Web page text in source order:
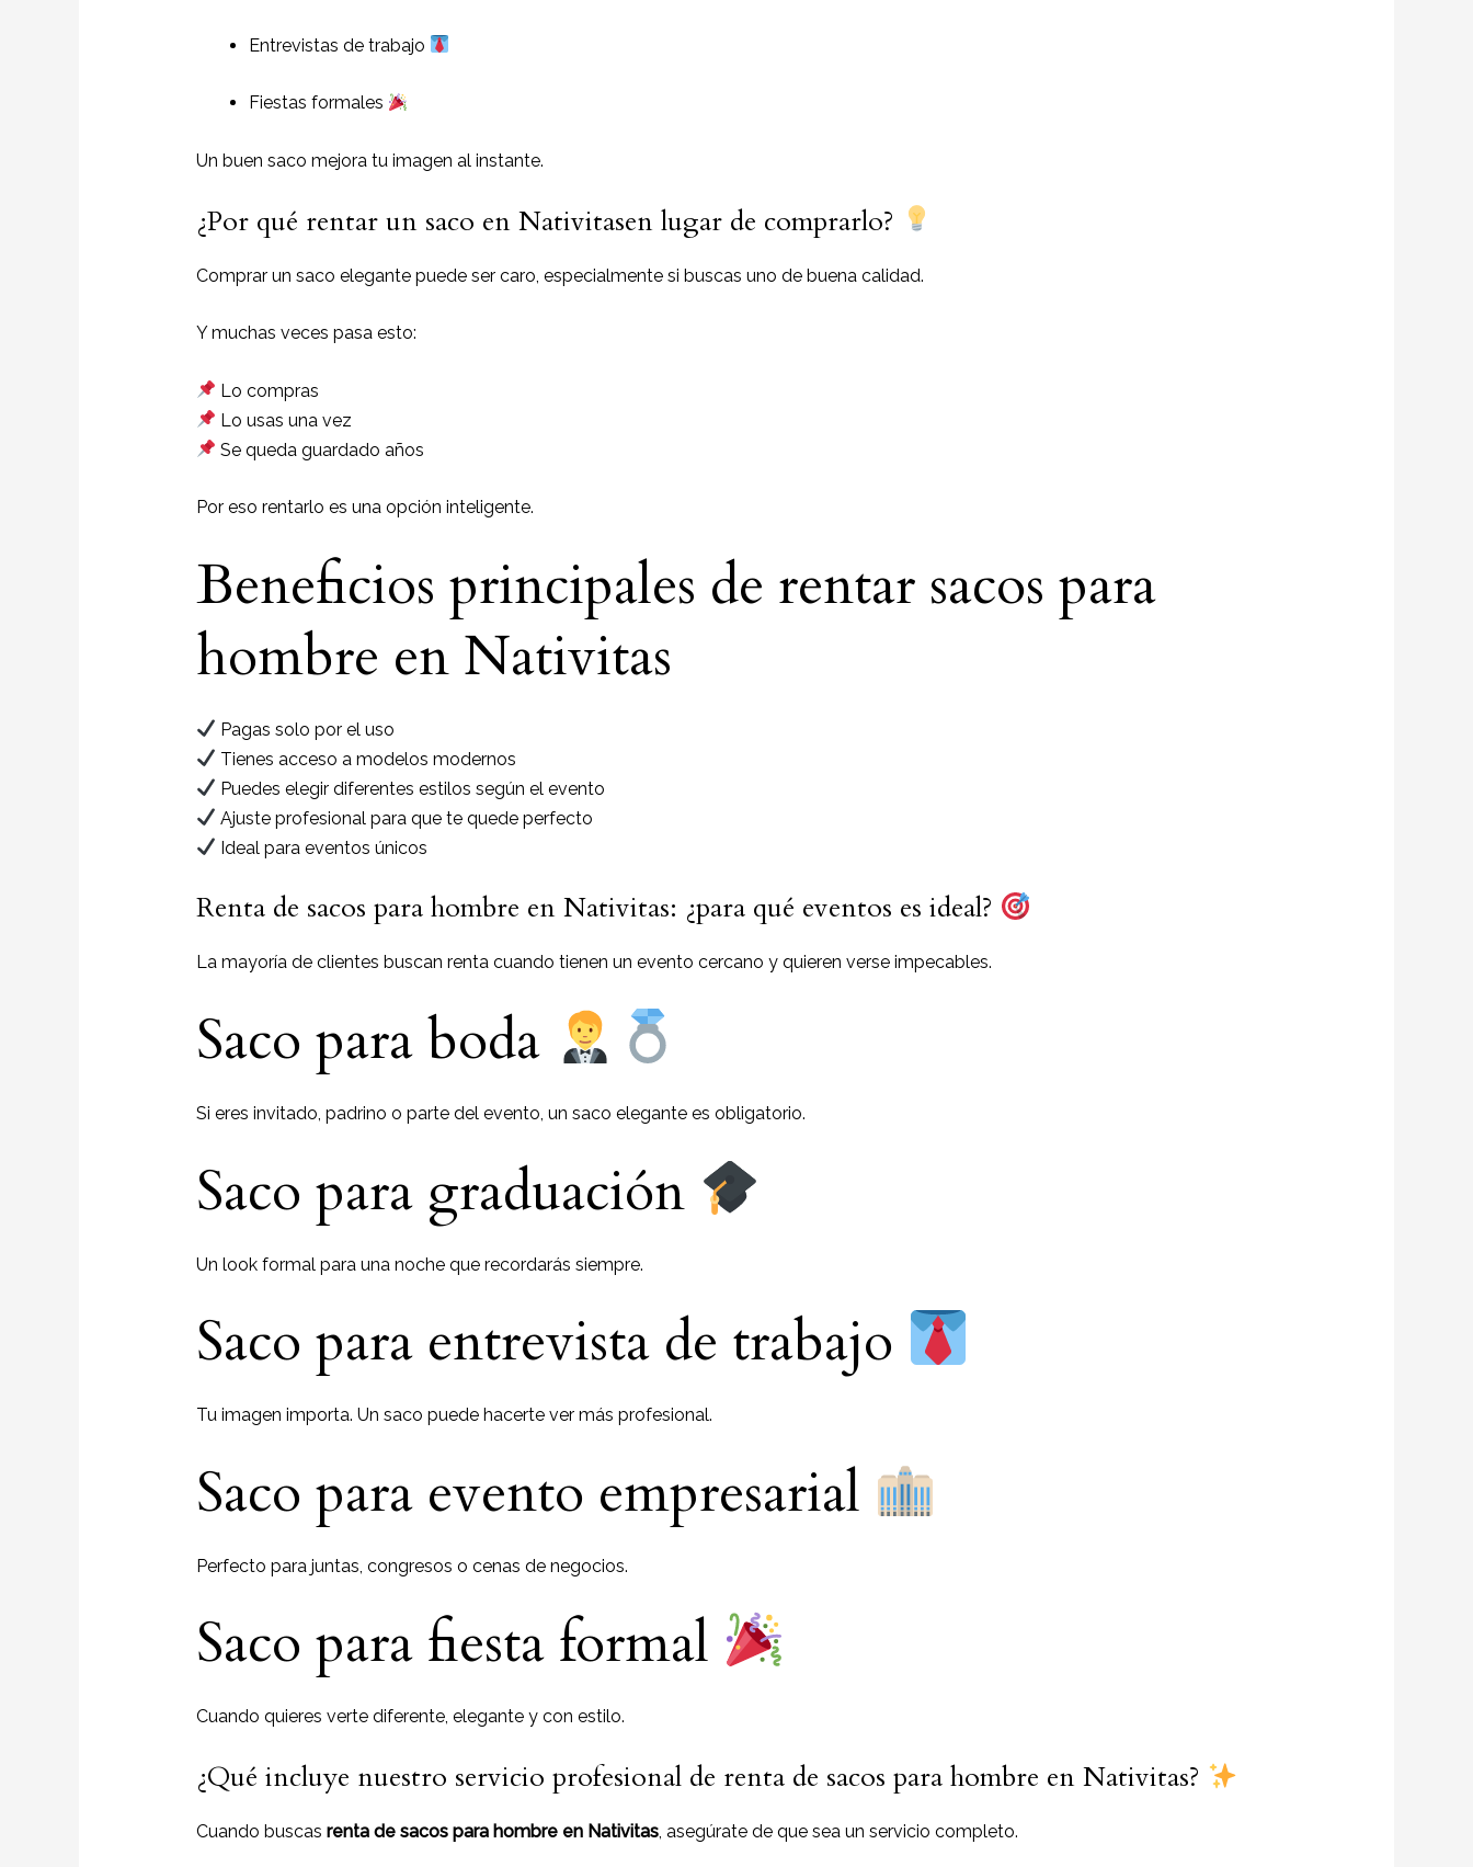
Entrevistas de trabajo
Fiestas formales
Un buen saco mejora tu imagen al instante.
¿Por qué rentar un saco en Nativitasen lugar de comprarlo?
Comprar un saco elegante puede ser caro, especialmente si buscas uno de buena calidad.
Y muchas veces pasa esto:
Lo compras
Lo usas una vez
Se queda guardado años
Por eso rentarlo es una opción inteligente.
Beneficios principales de rentar sacos para
hombre en Nativitas
Pagas solo por el uso
Tienes acceso a modelos modernos
Puedes elegir diferentes estilos según el evento
Ajuste profesional para que te quede perfecto
Ideal para eventos únicos
Renta de sacos para hombre en Nativitas: ¿para qué eventos es ideal?
La mayoría de clientes buscan renta cuando tienen un evento cercano y quieren verse impecables.
Saco para boda
Si eres invitado, padrino o parte del evento, un saco elegante es obligatorio.
Saco para graduación
Un look formal para una noche que recordarás siempre.
Saco para entrevista de trabajo
Tu imagen importa. Un saco puede hacerte ver más profesional.
Saco para evento empresarial
Perfecto para juntas, congresos o cenas de negocios.
Saco para fiesta formal
Cuando quieres verte diferente, elegante y con estilo.
¿Qué incluye nuestro servicio profesional de renta de sacos para hombre en Nativitas?
Cuando buscas renta de sacos para hombre en Nativitas, asegúrate de que sea un servicio completo.